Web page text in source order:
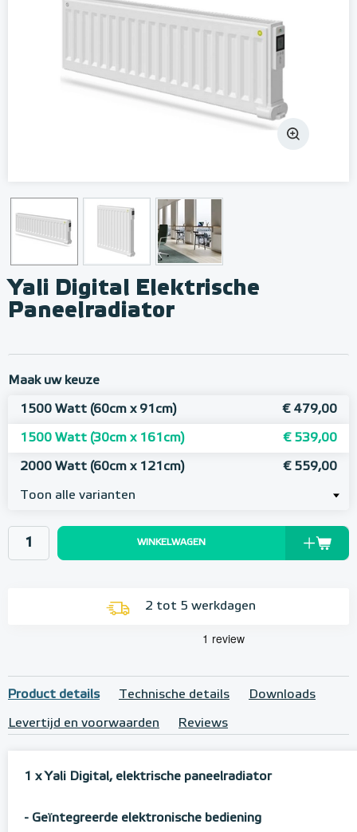
Yali Digital Elektrische
Paneelradiator
Maak uw keuze
1500 Watt (60cm x 91cm) € 479,00
1500 Watt (30cm x 161cm) € 539,00
2000 Watt (60cm x 121cm) € 559,00
Toon alle varianten
WINKELWAGEN
2 tot 5 werkdagen
Product details Technische details Downloads
Levertijd en voorwaarden Reviews
1 x Yali Digital, elektrische paneelradiator
- Geïntegreerde elektronische bediening